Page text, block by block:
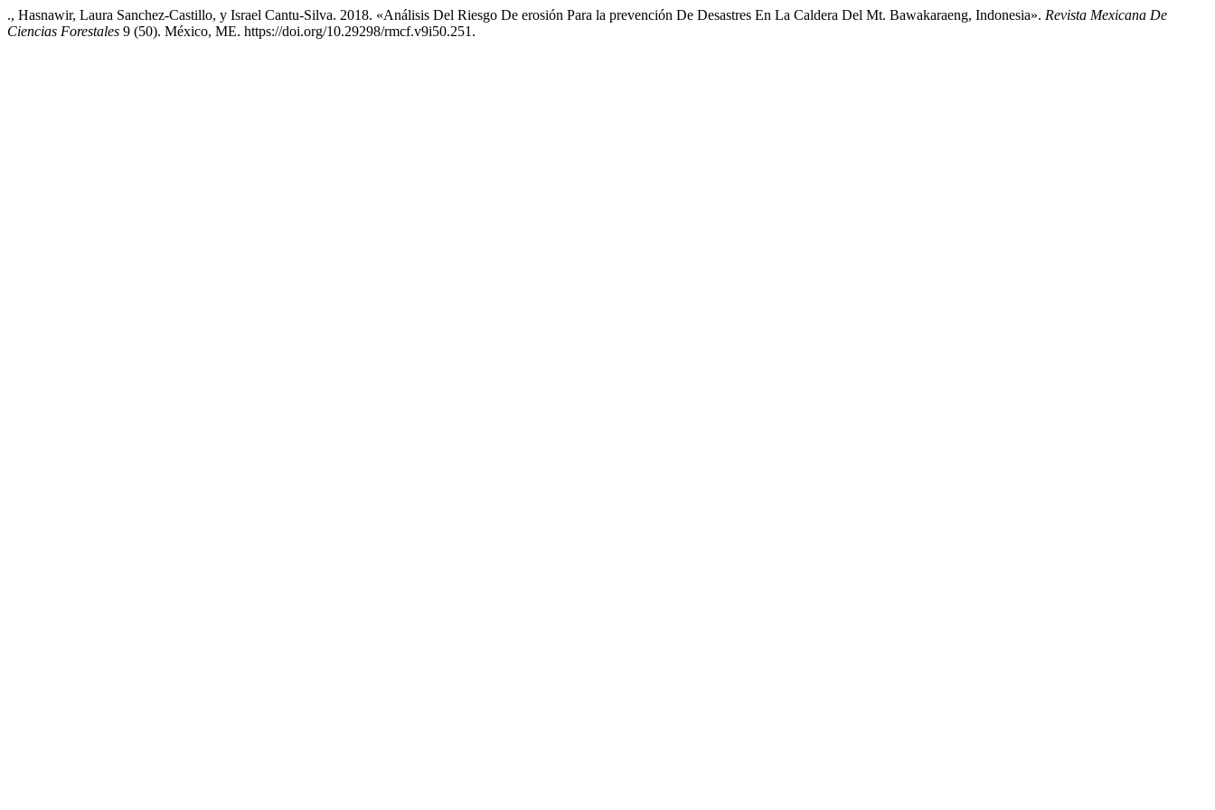
., Hasnawir, Laura Sanchez-Castillo, y Israel Cantu-Silva. 2018. «Análisis Del Riesgo De erosión Para la prevención De Desastres En La Caldera Del Mt. Bawakaraeng, Indonesia». Revista Mexicana De
Ciencias Forestales 9 (50). México, ME. https://doi.org/10.29298/rmcf.v9i50.251.